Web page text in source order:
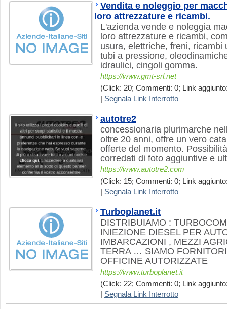
Vendita e noleggio per
loro attrezzature e ricambi.
L'azienda vende e noleggia
loro attrezzature e ricambi,
usura, elettriche, freni, ricambi
tubi a pressione,
idraulici, cingoli gomma.
https://www.gmt-srl.net
(Click: 20; Commenti: 0; Link
Segnala Link Interrotto
autotre2
concessionaria plurimarche
oltre 20 anni, offre un vero
offerte del momento.
corredati di foto aggiuntive e
https://www.autotre2.com
(Click: 15; Commenti: 0; Link
Segnala Link Interrotto
Turboplanet.it
DISTRIBUIAMO :
INIEZIONE DIESEL PER
IMBARCAZIONI , MEZZI
TERRA … SIAMO
OFFICINE AUTORIZZATE
https://www.turboplanet.it
(Click: 22; Commenti: 0; Link
Segnala Link Interrotto